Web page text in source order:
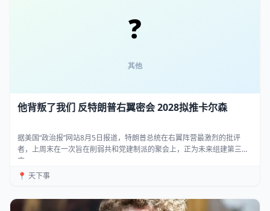
他背叛了我们 反特朗普右翼密会 2028拟推卡尔森
据美国“政治报”网站8月5日报道，特朗普总统在右翼阵营最激烈的批评
者，上周末在一次旨在削弱共和党建制派的聚会上，正为未来组建第三
方...
📍 天下事